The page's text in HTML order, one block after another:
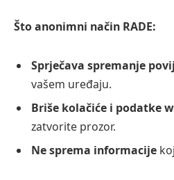
Što anonimni način RADE:
Sprječava spremanje
vašem uređaju.
Briše kolačiće i podatke
zatvorite prozor.
Ne sprema informacije